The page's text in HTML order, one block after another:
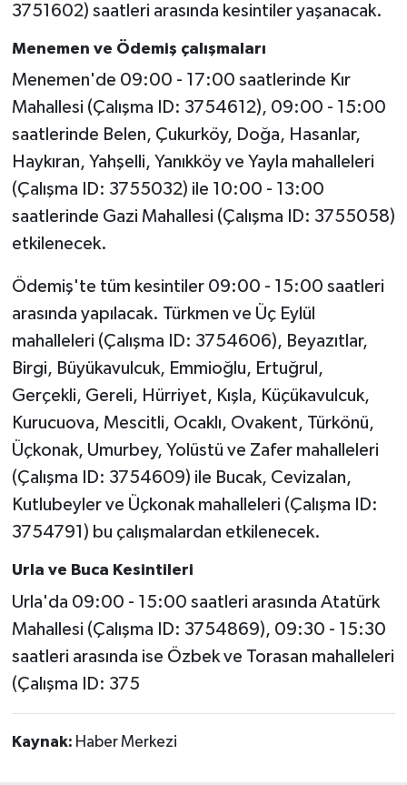
3751602) saatleri arasında kesintiler yaşanacak.
Menemen ve Ödemiş çalışmaları
Menemen'de 09:00 - 17:00 saatlerinde Kır
Mahallesi (Çalışma ID: 3754612), 09:00 - 15:00
saatlerinde Belen, Çukurköy, Doğa, Hasanlar,
Haykıran, Yahşelli, Yanıkköy ve Yayla mahalleleri
(Çalışma ID: 3755032) ile 10:00 - 13:00
saatlerinde Gazi Mahallesi (Çalışma ID: 3755058)
etkilenecek.
Ödemiş'te tüm kesintiler 09:00 - 15:00 saatleri
arasında yapılacak. Türkmen ve Üç Eylül
mahalleleri (Çalışma ID: 3754606), Beyazıtlar,
Birgi, Büyükavulcuk, Emmioğlu, Ertuğrul,
Gerçekli, Gereli, Hürriyet, Kışla, Küçükavulcuk,
Kurucuova, Mescitli, Ocaklı, Ovakent, Türkönü,
Üçkonak, Umurbey, Yolüstü ve Zafer mahalleleri
(Çalışma ID: 3754609) ile Bucak, Cevizalan,
Kutlubeyler ve Üçkonak mahalleleri (Çalışma ID:
3754791) bu çalışmalardan etkilenecek.
Urla ve Buca Kesintileri
Urla'da 09:00 - 15:00 saatleri arasında Atatürk
Mahallesi (Çalışma ID: 3754869), 09:30 - 15:30
saatleri arasında ise Özbek ve Torasan mahalleleri
(Çalışma ID: 375
Kaynak: Haber Merkezi